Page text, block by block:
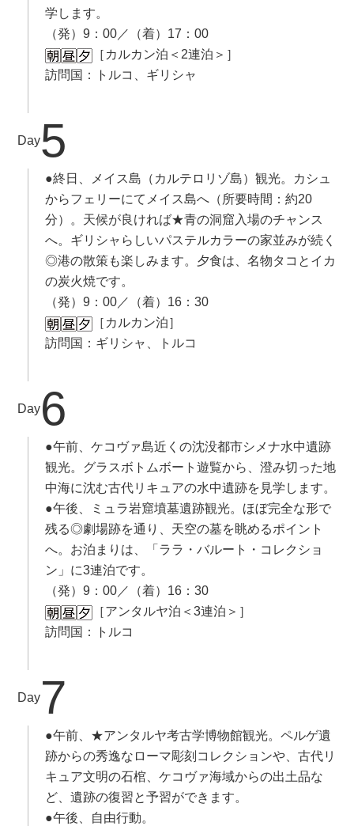
学します。
（発）9：00／（着）17：00
［カルカン泊＜2連泊＞］
訪問国：トルコ、ギリシャ
Day5
●終日、メイス島（カルテロリゾ島）観光。カシュ
からフェリーにてメイス島へ（所要時間：約20
分）。天候が良ければ★青の洞窟入場のチャンス
へ。ギリシャらしいパステルカラーの家並みが続く
◎港の散策も楽しみます。夕食は、名物タコとイカ
の炭火焼です。
（発）9：00／（着）16：30
［カルカン泊］
訪問国：ギリシャ、トルコ
Day6
●午前、ケコヴァ島近くの沈没都市シメナ水中遺跡
観光。グラスボトムボート遊覧から、澄み切った地
中海に沈む古代リキュアの水中遺跡を見学します。
●午後、ミュラ岩窟墳墓遺跡観光。ほぼ完全な形で
残る◎劇場跡を通り、天空の墓を眺めるポイント
へ。お泊まりは、「ララ・バルート・コレクショ
ン」に3連泊です。
（発）9：00／（着）16：30
［アンタルヤ泊＜3連泊＞］
訪問国：トルコ
Day7
●午前、★アンタルヤ考古学博物館観光。ペルゲ遺
跡からの秀逸なローマ彫刻コレクションや、古代リ
キュア文明の石棺、ケコヴァ海域からの出土品な
ど、遺跡の復習と予習ができます。
●午後、自由行動。